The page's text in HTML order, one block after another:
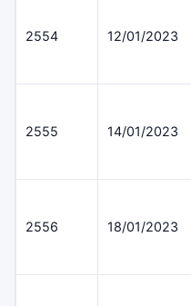
2554 12/01/2023
2555 14/01/2023
2556 18/01/2023